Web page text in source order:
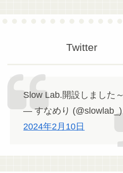
Twitter
Slow Lab.開設しました～
— すなめり (@slowlab_)
2024年2月10日